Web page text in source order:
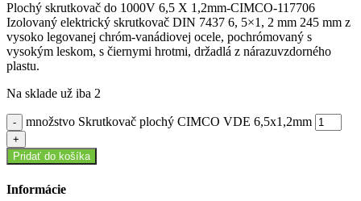
Plochý skrutkovač do 1000V 6,5 X 1,2mm-CIMCO-117706
Izolovaný elektrický skrutkovač DIN 7437 6, 5×1, 2 mm 245 mm z
vysoko legovanej chróm-vanádiovej ocele, pochrómovaný s
vysokým leskom, s čiernymi hrotmi, držadlá z nárazuvzdorného
plastu.
Na sklade už iba 2
množstvo Skrutkovač plochý CIMCO VDE 6,5x1,2mm
Pridať do košíka
Informácie